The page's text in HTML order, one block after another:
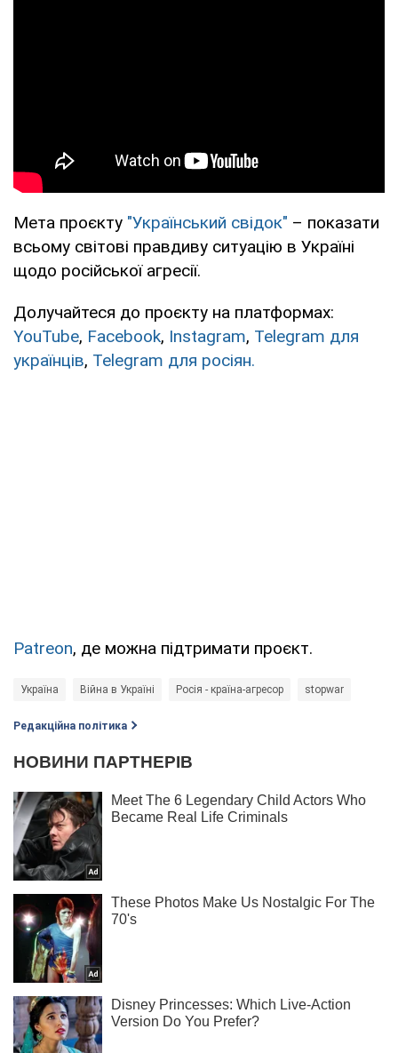
Мета проєкту "Український свідок" – показати
всьому світові правдиву ситуацію в Україні
щодо російської агресії.
Долучайтеся до проєкту на платформах:
YouTube, Facebook, Instagram, Telegram для
українців, Telegram для росіян.
Patreon, де можна підтримати проєкт.
Україна Війна в Україні Росія - країна-агресор stopwar
Редакційна політика